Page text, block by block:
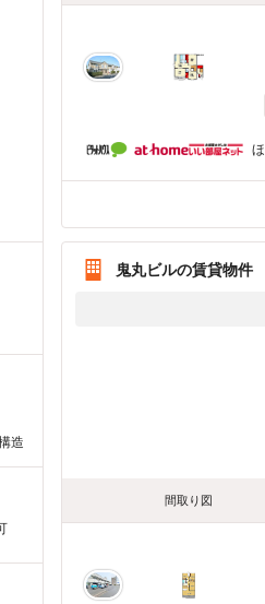
造
鬼丸ビルの賃貸物件
間取り図